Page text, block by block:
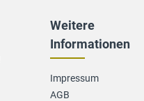
Weitere
Informationen
Impressum
AGB